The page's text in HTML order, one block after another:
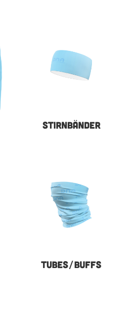
STIRNBÄNDER
TUBES/BUFFS